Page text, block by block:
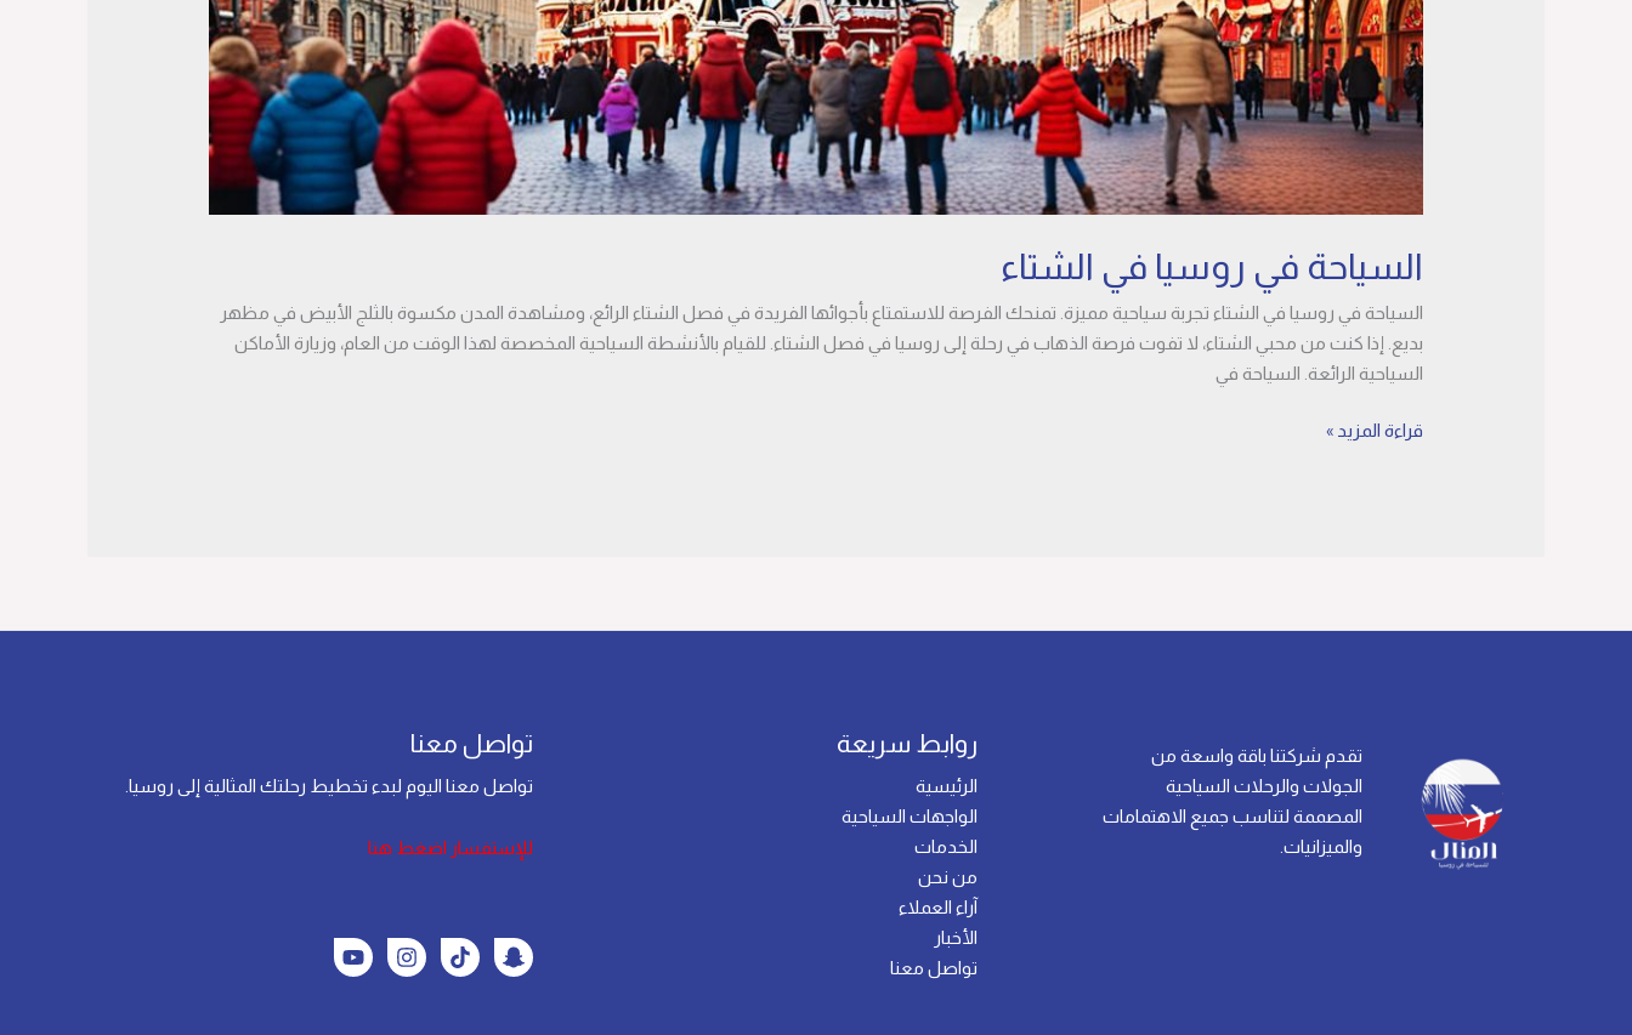
السياحة في روسيا في الشتاء
السياحة في روسيا في الشتاء تجربة سياحية مميزة. تمنحك الفرصة للاستمتاع بأجوائها الفريدة في فصل الشتاء الرائع، ومشاهدة المدن مكسوة بالثلج الأبيض في مظهر
بديع. إذا كنت من محبي الشتاء، لا تفوت فرصة الذهاب في رحلة إلى روسيا في فصل الشتاء. للقيام بالأنشطة السياحية المخصصة لهذا الوقت من العام، وزيارة الأماكن
السياحية الرائعة. السياحة في
قراءة المزيد »
تقدم شركتنا باقة واسعة من
الجولات والرحلات السياحية
المصممة لتناسب جميع الاهتمامات
والميزانيات.
روابط سريعة
الرئيسية
الواجهات السياحية
الخدمات
من نحن
آراء العملاء
الأخبار
تواصل معنا
تواصل معنا
تواصل معنا اليوم لبدء تخطيط رحلتك المثالية إلى روسيا.
للإستفسار اضغط هنا